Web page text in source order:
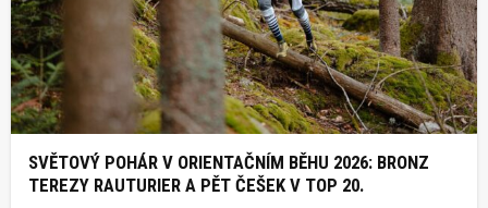
SVĚTOVÝ POHÁR V ORIENTAČNÍM BĚHU 2026: BRONZ
TEREZY RAUTURIER A PĚT ČEŠEK V TOP 20.